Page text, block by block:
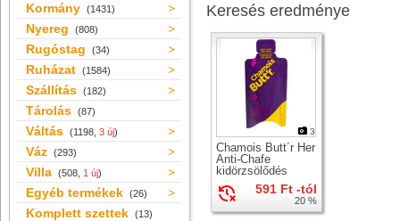
Kormány (1431)
Nyereg (808)
Rugóstag (34)
Ruházat (1584)
Szállítás (182)
Tárolás (87)
Váltás (1198, 3 új)
Váz (293)
Villa (508, 1 új)
Egyéb termékek (26)
Komplett szettek (13)
Keresés eredménye
3
Chamois Butt´r Her
Anti-Chafe
kidörzsölődés
elleni krém nők
számára591 Ft -tól
20 %